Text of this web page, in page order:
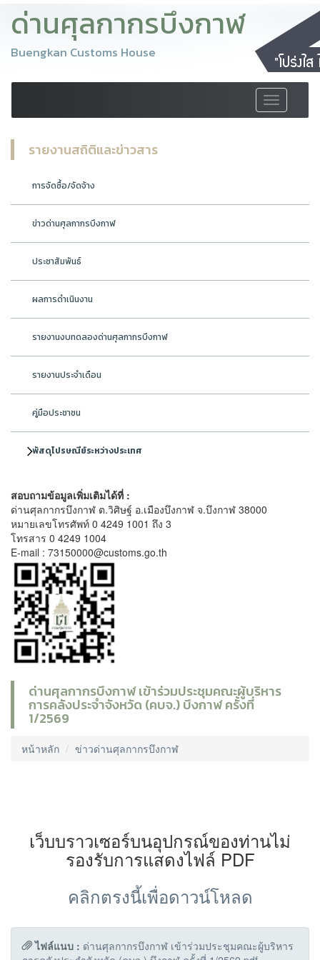
ด่านศุลกากรบึงกาฬ
Buengkan Customs House
Toggle
navigation
รายงานสถิติและข่าวสาร
การจัดซื้อ/จัดจ้าง
ข่าวด่านศุลกากรบึงกาฬ
ประชาสัมพันธ์
ผลการดำเนินงาน
รายงานงบทดลองด่านศุลกากรบึงกาฬ
รายงานประจำเดือน
คู่มือประชาชน
พัสดุไปรษณีย์ระหว่างประเทศ
สอบถามข้อมูลเพิ่มเติมได้ที่ :
ด่านศุลกากรบึงกาฬ ต.วิศิษฐ์ อ.เมืองบึงกาฬ จ.บึงกาฬ 38000
หมายเลขโทรศัพท์ 0 4249 1001 ถึง 3
โทรสาร 0 4249 1004
E-mail : 73150000@customs.go.th
ด่านศุลกากรบึงกาฬ เข้าร่วมประชุมคณะผู้บริหาร
การคลังประจำจังหวัด (คบจ.) บึงกาฬ ครั้งที่
1/2569
หน้าหลัก ข่าวด่านศุลกากรบึงกาฬ
เว็บบราวเซอร์บนอุปกรณ์ของท่านไม่
รองรับการแสดงไฟล์ PDF
คลิกตรงนี้เพื่อดาวน์โหลด
ไฟล์แนบ : ด่านศุลกากรบึงกาฬ เข้าร่วมประชุมคณะผู้บริหาร